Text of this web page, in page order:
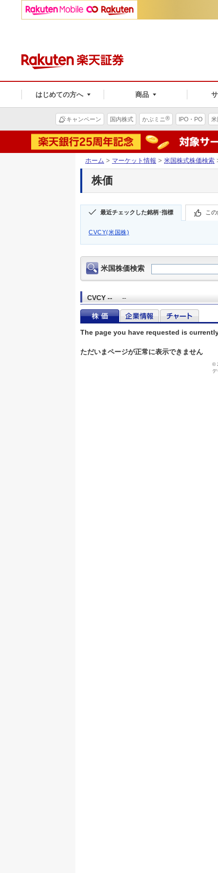
はじめての方へ 商品
キャンペーン 国内株式 かぶミニ® IPO・PO
ホーム > マーケット情報 > 米国株式株価検索
株価
最近チェックした銘柄･指標 こ
CVCY(米国株)